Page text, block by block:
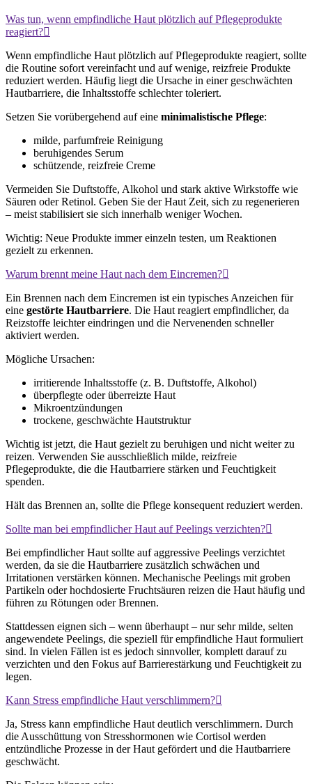
Was tun, wenn empfindliche Haut plötzlich auf Pflegeprodukte
reagiert?
Wenn empfindliche Haut plötzlich auf Pflegeprodukte reagiert, sollte
die Routine sofort vereinfacht und auf wenige, reizfreie Produkte
reduziert werden. Häufig liegt die Ursache in einer geschwächten
Hautbarriere, die Inhaltsstoffe schlechter toleriert.
Setzen Sie vorübergehend auf eine minimalistische Pflege:
milde, parfumfreie Reinigung
beruhigendes Serum
schützende, reizfreie Creme
Vermeiden Sie Duftstoffe, Alkohol und stark aktive Wirkstoffe wie
Säuren oder Retinol. Geben Sie der Haut Zeit, sich zu regenerieren
– meist stabilisiert sie sich innerhalb weniger Wochen.
Wichtig: Neue Produkte immer einzeln testen, um Reaktionen
gezielt zu erkennen.
Warum brennt meine Haut nach dem Eincremen?
Ein Brennen nach dem Eincremen ist ein typisches Anzeichen für
eine gestörte Hautbarriere. Die Haut reagiert empfindlicher, da
Reizstoffe leichter eindringen und die Nervenenden schneller
aktiviert werden.
Mögliche Ursachen:
irritierende Inhaltsstoffe (z. B. Duftstoffe, Alkohol)
überpflegte oder überreizte Haut
Mikroentzündungen
trockene, geschwächte Hautstruktur
Wichtig ist jetzt, die Haut gezielt zu beruhigen und nicht weiter zu
reizen. Verwenden Sie ausschließlich milde, reizfreie
Pflegeprodukte, die die Hautbarriere stärken und Feuchtigkeit
spenden.
Hält das Brennen an, sollte die Pflege konsequent reduziert werden.
Sollte man bei empfindlicher Haut auf Peelings verzichten?
Bei empfindlicher Haut sollte auf aggressive Peelings verzichtet
werden, da sie die Hautbarriere zusätzlich schwächen und
Irritationen verstärken können. Mechanische Peelings mit groben
Partikeln oder hochdosierte Fruchtsäuren reizen die Haut häufig und
führen zu Rötungen oder Brennen.
Stattdessen eignen sich – wenn überhaupt – nur sehr milde, selten
angewendete Peelings, die speziell für empfindliche Haut formuliert
sind. In vielen Fällen ist es jedoch sinnvoller, komplett darauf zu
verzichten und den Fokus auf Barrierestärkung und Feuchtigkeit zu
legen.
Kann Stress empfindliche Haut verschlimmern?
Ja, Stress kann empfindliche Haut deutlich verschlimmern. Durch
die Ausschüttung von Stresshormonen wie Cortisol werden
entzündliche Prozesse in der Haut gefördert und die Hautbarriere
geschwächt.